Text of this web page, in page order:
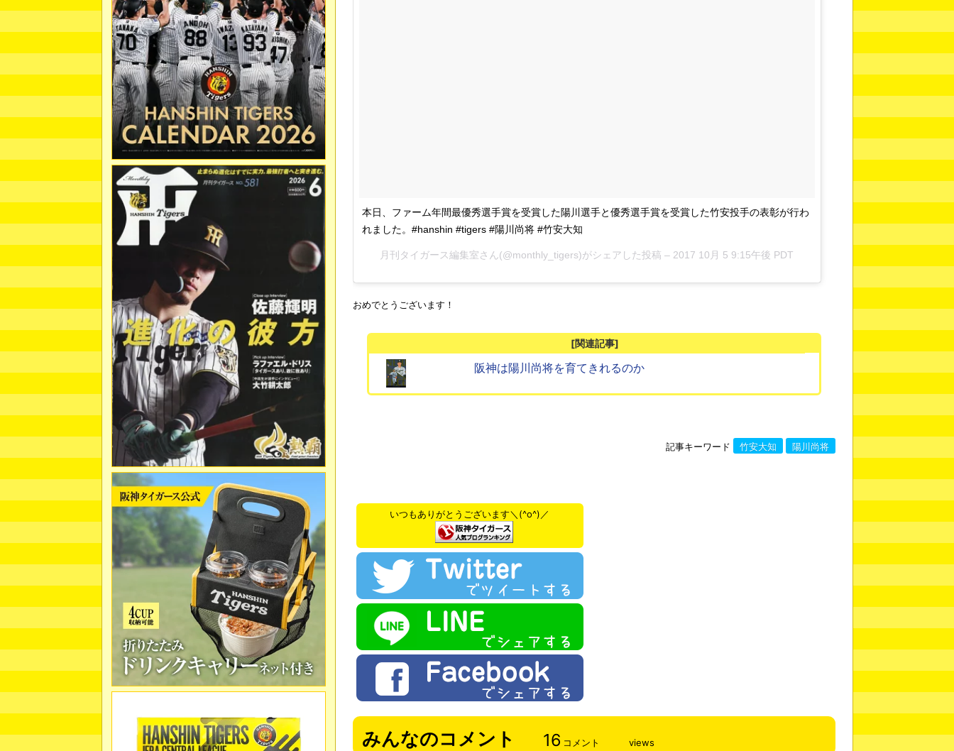
本日、ファーム年間最優秀選手賞を受賞した陽川選手と優秀選手賞を受賞した竹安投手の表彰が行わ
れました。#hanshin #tigers #陽川尚将 #竹安大知
月刊タイガース編集室さん(@monthly_tigers)がシェアした投稿 – 2017 10月 5 9:15午後 PDT
おめでとうございます！
[関連記事]
阪神は陽川尚将を育てきれるのか
記事キーワード 竹安大知 陽川尚将
いつもありがとうございます＼(^o^)／
みんなのコメント 16 コメント views